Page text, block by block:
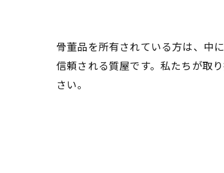
骨董品を所有されている方は、中
信頼される質屋です。私たちが取
さい。